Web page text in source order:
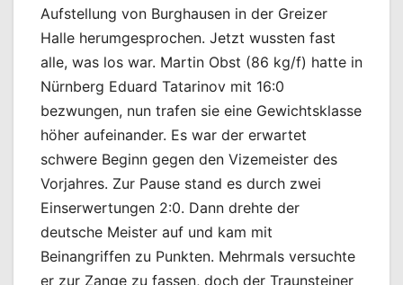
Aufstellung von Burghausen in der Greizer
Halle herumgesprochen. Jetzt wussten fast
alle, was los war. Martin Obst (86 kg/f) hatte in
Nürnberg Eduard Tatarinov mit 16:0
bezwungen, nun trafen sie eine Gewichtsklasse
höher aufeinander. Es war der erwartet
schwere Beginn gegen den Vizemeister des
Vorjahres. Zur Pause stand es durch zwei
Einserwertungen 2:0. Dann drehte der
deutsche Meister auf und kam mit
Beinangriffen zu Punkten. Mehrmals versuchte
er zur Zange zu fassen, doch der Traunsteiner